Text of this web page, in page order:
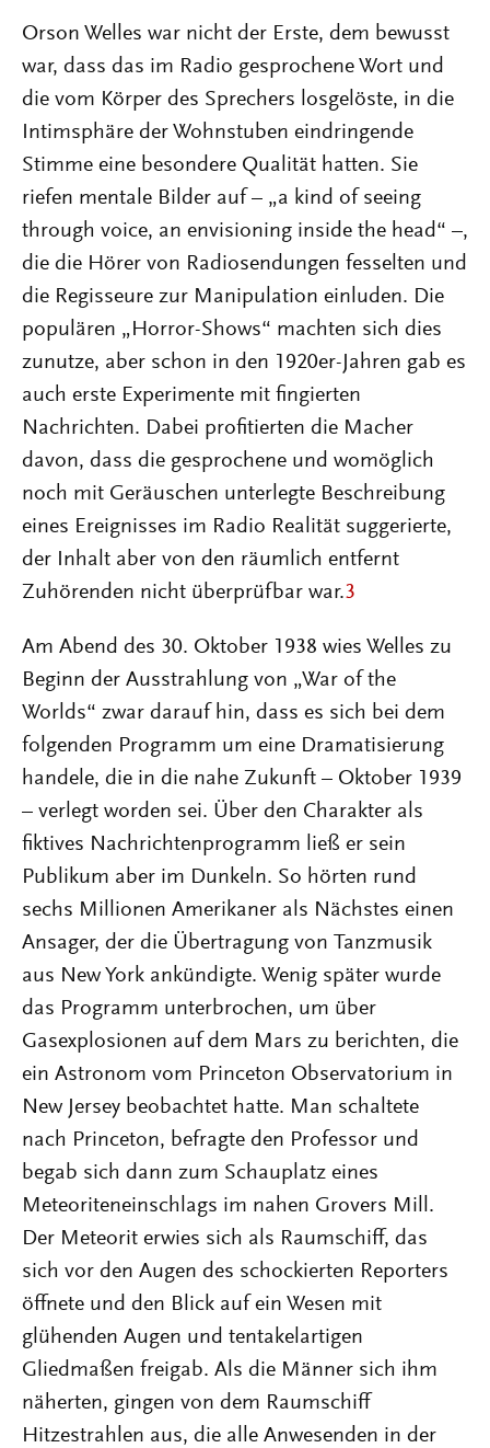
Orson Welles war nicht der Erste, dem bewusst
war, dass das im Radio gesprochene Wort und
die vom Körper des Sprechers losgelöste, in die
Intimsphäre der Wohnstuben eindringende
Stimme eine besondere Qualität hatten. Sie
riefen mentale Bilder auf – „a kind of seeing
through voice, an envisioning inside the head“ –,
die die Hörer von Radiosendungen fesselten und
die Regisseure zur Manipulation einluden. Die
populären „Horror-Shows“ machten sich dies
zunutze, aber schon in den 1920er-Jahren gab es
auch erste Experimente mit fingierten
Nachrichten. Dabei profitierten die Macher
davon, dass die gesprochene und womöglich
noch mit Geräuschen unterlegte Beschreibung
eines Ereignisses im Radio Realität suggerierte,
der Inhalt aber von den räumlich entfernt
Zuhörenden nicht überprüfbar war.3
Am Abend des 30. Oktober 1938 wies Welles zu
Beginn der Ausstrahlung von „War of the
Worlds“ zwar darauf hin, dass es sich bei dem
folgenden Programm um eine Dramatisierung
handele, die in die nahe Zukunft – Oktober 1939
– verlegt worden sei. Über den Charakter als
fiktives Nachrichtenprogramm ließ er sein
Publikum aber im Dunkeln. So hörten rund
sechs Millionen Amerikaner als Nächstes einen
Ansager, der die Übertragung von Tanzmusik
aus New York ankündigte. Wenig später wurde
das Programm unterbrochen, um über
Gasexplosionen auf dem Mars zu berichten, die
ein Astronom vom Princeton Observatorium in
New Jersey beobachtet hatte. Man schaltete
nach Princeton, befragte den Professor und
begab sich dann zum Schauplatz eines
Meteoriteneinschlags im nahen Grovers Mill.
Der Meteorit erwies sich als Raumschiff, das
sich vor den Augen des schockierten Reporters
öffnete und den Blick auf ein Wesen mit
glühenden Augen und tentakelartigen
Gliedmaßen freigab. Als die Männer sich ihm
näherten, gingen von dem Raumschiff
Hitzestrahlen aus, die alle Anwesenden in der